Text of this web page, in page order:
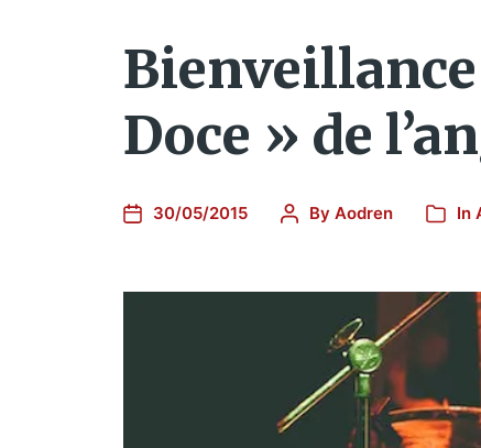
Doce » de
30/05/2015 By Aodren In